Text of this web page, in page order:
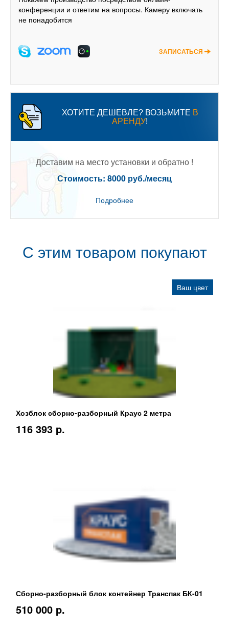
конференции и ответим на вопросы. Камеру включать
не понадобится
ЗАПИСАТЬСЯ
ХОТИТЕ ДЕШЕВЛЕ? ВОЗЬМИТЕ В
АРЕНДУ!
Доставим на место установки и обратно !
Стоимость: 8000 руб./месяц
Подробнее
С этим товаром покупают
Ваш цвет
Хозблок сборно-разборный Краус 2 метра
116 393 p.
Сборно-разборный блок контейнер Транспак БК-01
510 000 p.